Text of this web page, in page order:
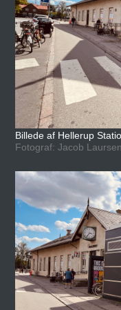
Billede af Hellerup
Fotograf: Jacob